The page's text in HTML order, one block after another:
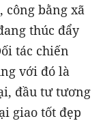
bằng xã
thúc đẩy
tác chiến
với đó là
đầu tư tương
giao tốt đẹp